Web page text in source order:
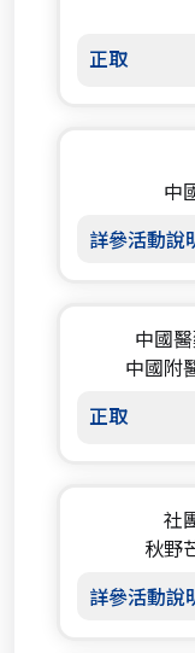
正取
中
詳參活動說
中國
中國附
正取
社
秋野
詳參活動說